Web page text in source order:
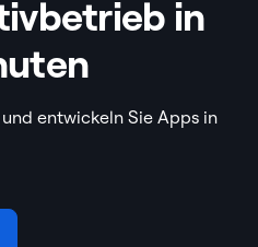
in
entwickeln Sie Apps in